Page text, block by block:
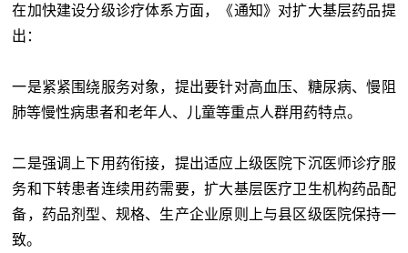
在加快建设分级诊疗体系方面，《通知》对扩大基层药品提
出：
一是紧紧围绕服务对象，提出要针对高血压、糖尿病、慢阻
肺等慢性病患者和老年人、儿童等重点人群用药特点。
二是强调上下用药衔接，提出适应上级医院下沉医师诊疗服
务和下转患者连续用药需要，扩大基层医疗卫生机构药品配
备，药品剂型、规格、生产企业原则上与县区级医院保持一
致。